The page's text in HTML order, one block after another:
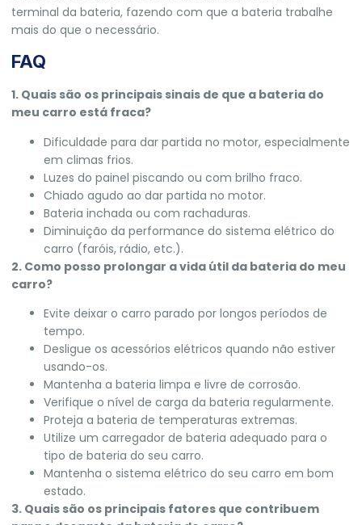
terminal da bateria, fazendo com que a bateria trabalhe
mais do que o necessário.
FAQ
1. Quais são os principais sinais de que a bateria do
meu carro está fraca?
Dificuldade para dar partida no motor, especialmente
em climas frios.
Luzes do painel piscando ou com brilho fraco.
Chiado agudo ao dar partida no motor.
Bateria inchada ou com rachaduras.
Diminuição da performance do sistema elétrico do
carro (faróis, rádio, etc.).
2. Como posso prolongar a vida útil da bateria do meu
carro?
Evite deixar o carro parado por longos períodos de
tempo.
Desligue os acessórios elétricos quando não estiver
usando-os.
Mantenha a bateria limpa e livre de corrosão.
Verifique o nível de carga da bateria regularmente.
Proteja a bateria de temperaturas extremas.
Utilize um carregador de bateria adequado para o
tipo de bateria do seu carro.
Mantenha o sistema elétrico do seu carro em bom
estado.
3. Quais são os principais fatores que contribuem